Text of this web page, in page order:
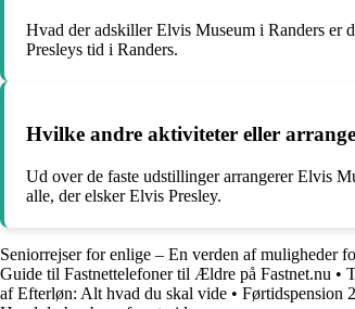
Hvad der adskiller Elvis Museum i Randers er
Presleys tid i Randers.
Hvilke andre aktiviteter eller
Ud over de faste udstillinger arrangerer Elvis
alle, der elsker Elvis Presley.
Seniorrejser for enlige – En verden af muligheder
Guide til Fastnettelefoner til Ældre på Fastnet.nu •
af Efterløn: Alt hvad du skal vide • Førtidspension